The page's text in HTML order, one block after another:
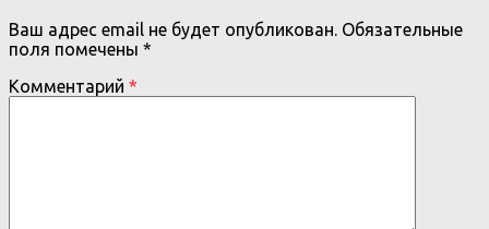
Ваш адрес email не будет опубликован. Обязательные
поля помечены *
Комментарий *